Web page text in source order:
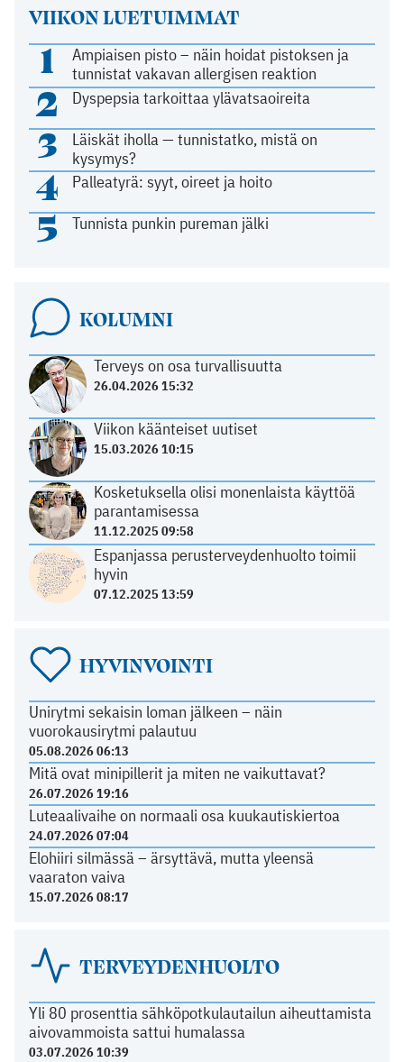
VIIKON LUETUIMMAT
1
Ampiaisen pisto – näin hoidat pistoksen ja
tunnistat vakavan allergisen reaktion
2 Dyspepsia tarkoittaa ylävatsaoireita
3
Läiskät iholla — tunnistatko, mistä on
kysymys?
4 Palleatyrä: syyt, oireet ja hoito
5 Tunnista punkin pureman jälki
KOLUMNI
Terveys on osa turvallisuutta
26.04.2026 15:32
Viikon käänteiset uutiset
15.03.2026 10:15
Kosketuksella olisi monenlaista käyttöä
parantamisessa
11.12.2025 09:58
Espanjassa perusterveydenhuolto toimii
hyvin
07.12.2025 13:59
HYVINVOINTI
Unirytmi sekaisin loman jälkeen – näin
vuorokausirytmi palautuu
05.08.2026 06:13
Mitä ovat minipillerit ja miten ne vaikuttavat?
26.07.2026 19:16
Luteaalivaihe on normaali osa kuukautiskiertoa
24.07.2026 07:04
Elohiiri silmässä – ärsyttävä, mutta yleensä
vaaraton vaiva
15.07.2026 08:17
TERVEYDENHUOLTO
Yli 80 prosenttia sähköpotkulautailun aiheuttamista
aivovammoista sattui humalassa
03.07.2026 10:39